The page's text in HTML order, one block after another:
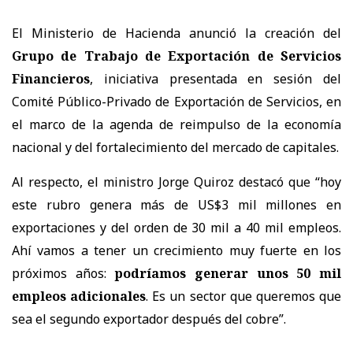
El Ministerio de Hacienda anunció la creación del
Grupo de Trabajo de Exportación de Servicios
Financieros, iniciativa presentada en sesión del
Comité Público-Privado de Exportación de Servicios, en
el marco de la agenda de reimpulso de la economía
nacional y del fortalecimiento del mercado de capitales.
Al respecto, el ministro Jorge Quiroz destacó que “hoy
este rubro genera más de US$3 mil millones en
exportaciones y del orden de 30 mil a 40 mil empleos.
Ahí vamos a tener un crecimiento muy fuerte en los
próximos años:podríamos generar unos 50 mil
empleos adicionales. Es un sector que queremos que
sea el segundo exportador después del cobre”.